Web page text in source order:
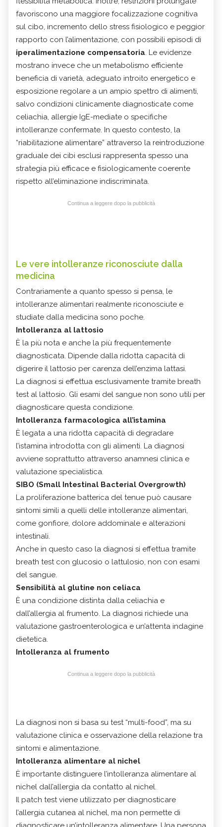
favoriscono una maggiore focalizzazione cognitiva
sul cibo, incremento dello stress fisiologico e peggior
rapporto con l’alimentazione, con possibili episodi di
iperalimentazione compensatoria. Le evidenze
mostrano invece che un metabolismo efficiente
beneficia di varietà, adeguato introito energetico e
esposizione regolare a un ampio spettro di alimenti,
salvo condizioni clinicamente diagnosticate come
celiachia, allergie IgE-mediate o specifiche
intolleranze confermate. In questo contesto, la
“riabilitazione alimentare” attraverso la reintroduzione
graduale dei cibi esclusi rappresenta spesso una
strategia più efficace e fisiologicamente coerente
rispetto all’eliminazione indiscriminata.
Continua a leggere dopo la pubblicità
Le vere intolleranze riconosciute dalla
medicina
Contrariamente a quanto spesso si pensa, le
intolleranze alimentari realmente riconosciute e
studiate dalla medicina sono poche.
Intolleranza al lattosio
È la più nota e anche la più frequentemente
diagnosticata. Dipende dalla ridotta capacità di
digerire il lattosio per carenza dell’enzima lattasi.
La diagnosi si effettua esclusivamente tramite breath
test al lattosio. Gli esami del sangue non sono utili per
diagnosticare questa condizione.
Intolleranza farmacologica all’istamina
È legata a una ridotta capacità di degradare
l’istamina introdotta con gli alimenti. La diagnosi
avviene soprattutto attraverso anamnesi clinica e
valutazione specialistica.
SIBO (Small Intestinal Bacterial Overgrowth)
La proliferazione batterica del tenue può causare
sintomi simili a quelli delle intolleranze alimentari,
come gonfiore, dolore addominale e alterazioni
intestinali.
Anche in questo caso la diagnosi si effettua tramite
breath test con glucosio o lattulosio, non con esami
del sangue.
Sensibilità al glutine non celiaca
È una condizione distinta dalla celiachia e
dall’allergia al frumento. La diagnosi richiede una
valutazione gastroenterologica e un’attenta indagine
dietetica.
Intolleranza al frumento
Continua a leggere dopo la pubblicità
La diagnosi non si basa su test “multi-food”, ma su
valutazione clinica e osservazione della relazione tra
sintomi e alimentazione.
Intolleranza alimentare al nichel
È importante distinguere l’intolleranza alimentare al
nichel dall’allergia da contatto al nichel.
Il patch test viene utilizzato per diagnosticare
l’allergia cutanea al nichel, ma non permette di